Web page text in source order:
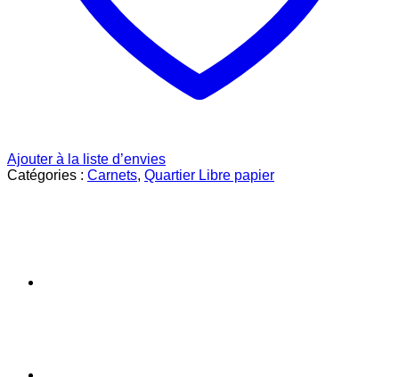
Ajouter à la liste d’envies
Catégories : Carnets, Quartier Libre papier